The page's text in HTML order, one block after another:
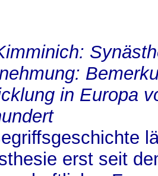
:
in Europa
erst seit